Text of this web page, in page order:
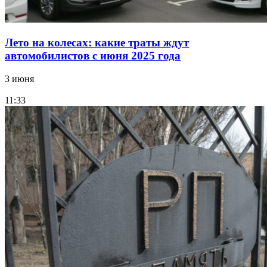
Лето на колесах: какие траты ждут
автомобилистов с июня 2025 года
3 июня
11:33